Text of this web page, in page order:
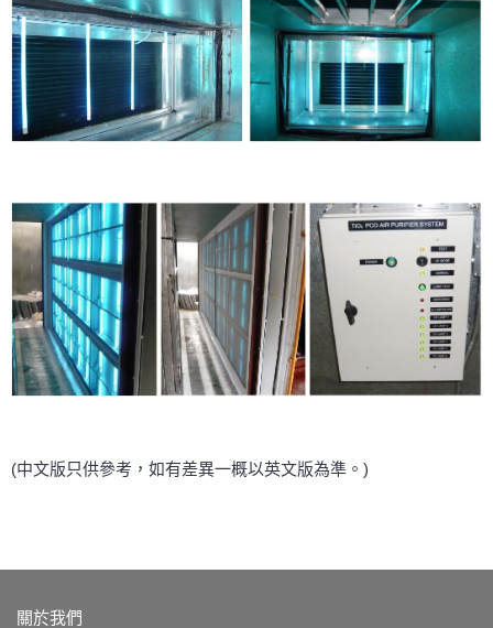
(中文版只供參考，如有差異一概以英文版為準。)
關於我們